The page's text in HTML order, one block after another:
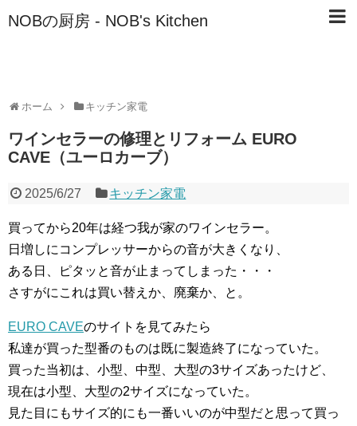
NOBの厨房 - NOB's Kitchen
ホーム キッチン家電
ワインセラーの修理とリフォーム EURO
CAVE（ユーロカーブ）
2025/6/27 キッチン家電
買ってから20年は経つ我が家のワインセラー。
日増しにコンプレッサーからの音が大きくなり、
ある日、ピタッと音が止まってしまった・・・
さすがにこれは買い替えか、廃棄か、と。
EURO CAVEのサイトを見てみたら
私達が買った型番のものは既に製造終了になっていた。
買った当初は、小型、中型、大型の3サイズあったけど、
現在は小型、大型の2サイズになっていた。
見た目にもサイズ的にも一番いいのが中型だと思って買っ